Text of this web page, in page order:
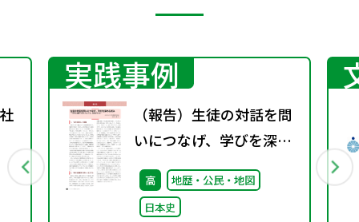
実践事例
（報告）生徒の対話を問
いにつなげ、学びを深め
る試み―「時代を通観す
る問いを立てる」意義を
考える―
高
地歴・公民・地図
日本史